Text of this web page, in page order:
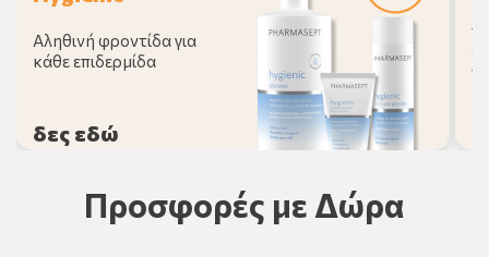
Αληθινή φροντίδα για
κάθε επιδερμίδα
δες εδώ
Προσφορές με Δώρα